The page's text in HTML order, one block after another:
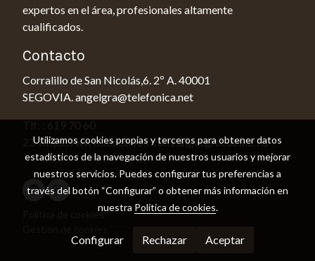
expertos en el área, profesionales altamente
cualificados.
Contacto
Corralillo de San Nicolás,6. 2º A. 40001
SEGOVIA. angelgra@telefonica.net
23 https://www.facebook.com/angel.graciaruiz.73
Política de cookies
Utilizamos cookies propias y terceros para obtener datos
estadísticos de la navegación de nuestros usuarios y mejorar
nuestros servicios. Puedes configurar tus preferencias a
través del botón “Configurar” o obtener más información en
nuestra Política de cookies.
Configurar Rechazar Aceptar